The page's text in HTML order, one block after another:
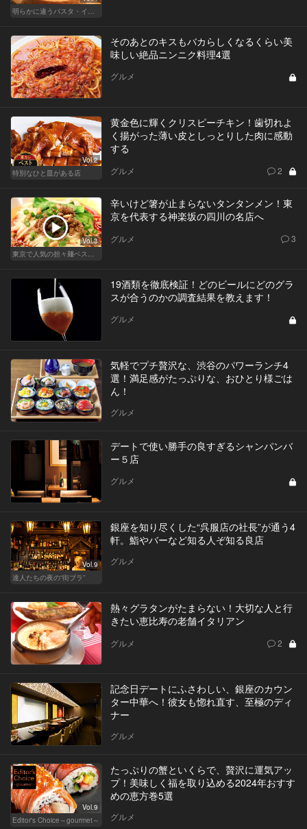
そのあとのキスもバカらしくなるくらい美
味しい絶品ニンニク料理4選
グルメ
Vol.2
特別なひと皿がある店
黄金色に輝くクリスピーチキン！歯切れよ
く揚がった薄い皮としっとりした肉に感動
する
グルメ 2
Vol.3
辛いけど箸が止まらないタンタンメン！東
京を代表する神楽坂の四川の名店へ
グルメ 3
19酒類を徹底検証！どのビールにどのグラ
スが合うのかの調査結果を教えます！
グルメ
気軽でプチ贅沢な、渋谷のパワーランチ4
選！満足感がたっぷりな、おひとり様ごは
ん！
グルメ
デートで使い勝手の良すぎるシャンパンバ
ー５店
グルメ
Vol.9
達人たちの夜の“街ブラ”
銀座を知り尽くした“呉服店の社長”が通う4
軒。鮨やバーなど知る人ぞ知る良店
グルメ
熱々グラタンがたまらない！大切な人と行
きたい恵比寿の老舗イタリアン
グルメ 2
記念日デートにふさわしい、銀座のカウン
ター中華へ！彼女も惚れ直す、至極のディ
ナー
グルメ
Vol.9
Editor's Choice～gourmet～
たっぷりの蟹といくらで、贅沢に運気アッ
プ！美味しく福を取り込める2024年おすす
めの恵方巻5選
グルメ